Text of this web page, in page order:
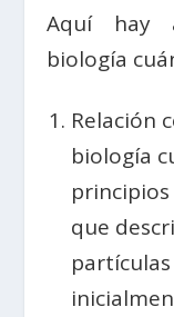
Aquí hay
biología
Relación
biología
que